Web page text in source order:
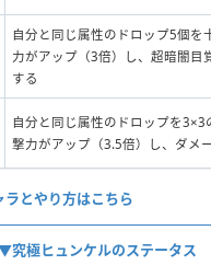
自分と同じ属性のドロップ5個を
力がアップ（3倍）し、超暗闇目
する
自分と同じ属性のドロップを3×3
撃力がアップ（3.5倍）し、ダメ
とやり方はこちら
究極ヒュンケルのステータス